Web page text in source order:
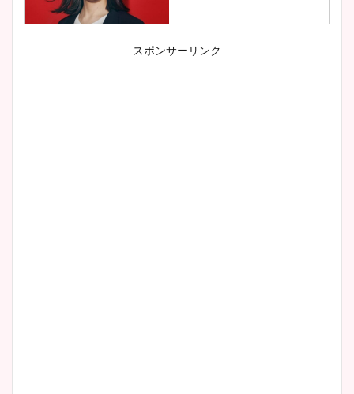
小室瑛莉子のカップ画像まと
スポンサーリンク